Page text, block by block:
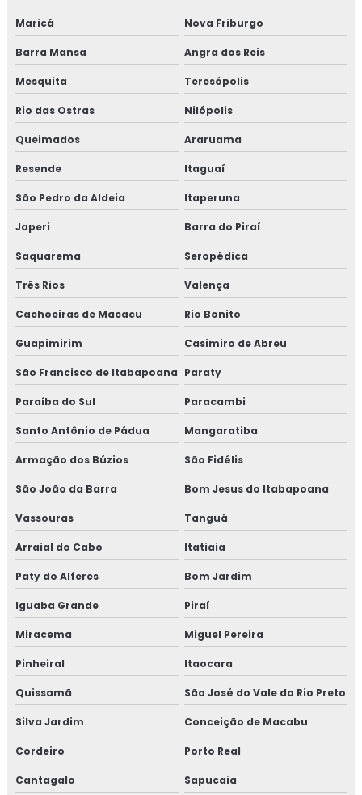
Consultoria em HACCP
Consultoria em HACCP de acordo com os requisitos do
GMP
Consultoria em HACCP APPCC
Consultoria em HACCP APPCC com foco no BRCGS
Consultoria em HACCP codex alimentarius
Consultoria em homologação de fornecedor
Consultoria em homologação de fornecedores e
transportadoras
Consultoria em ifs food
Consultoria em implementação gfsi
Consultoria em iso 14001
Consultoria em iso 17025
Consultoria em legislação de alimentos
Consultoria em manipulação de alimentos
Consultoria em manutenção sgq para recertificação
riscos
Consultoria em microbiologia de alimentos com base em
salmonella
Consultoria em migração da norma GMP+ 2020
Consultoria em migração para versão 6.0 da norma FSSC
22000
Maricá Nova Friburgo
Barra Mansa Angra dos Reis
Mesquita Teresópolis
Rio das Ostras Nilópolis
Queimados Araruama
Resende Itaguaí
São Pedro da Aldeia Itaperuna
Japeri Barra do Piraí
Saquarema Seropédica
Três Rios Valença
Cachoeiras de Macacu Rio Bonito
Guapimirim Casimiro de Abreu
São Francisco de Itabapoana Paraty
Paraíba do Sul Paracambi
Santo Antônio de Pádua Mangaratiba
Armação dos Búzios São Fidélis
São João da Barra Bom Jesus do Itabapoana
Vassouras Tanguá
Arraial do Cabo Itatiaia
Paty do Alferes Bom Jardim
Iguaba Grande Piraí
Miracema Miguel Pereira
Pinheiral Itaocara
Quissamã São José do Vale do Rio Preto
Silva Jardim Conceição de Macabu
Cordeiro Porto Real
Cantagalo Sapucaia